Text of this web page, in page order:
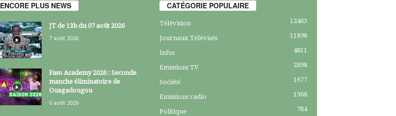
ENCORE PLUS NEWS
JT de 13h du 07 août 2026
7 août 2026
Faso Academy 2026 : Seconde
manche éliminatoire de
Ouagadougou
6 août 2026
CATÉGORIE POPULAIRE
Télévision 12463
Journaux Télévisés 11898
Infos 4811
Emissions TV 2898
Société 1677
Emissions radio 1368
Politique 784